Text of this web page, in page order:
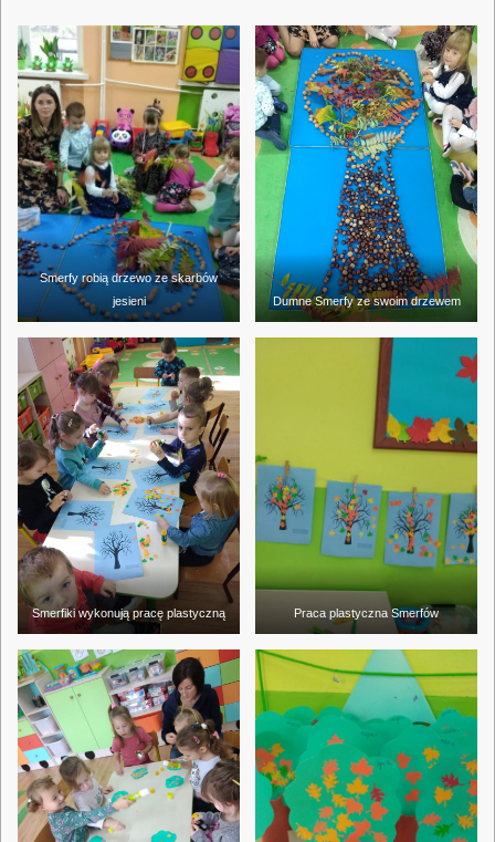
Smerfy robią drzewo ze skarbów
jesieni
Dumne Smerfy ze swoim drzewem
Smerfiki wykonują pracę plastyczną Praca plastyczna Smerfów